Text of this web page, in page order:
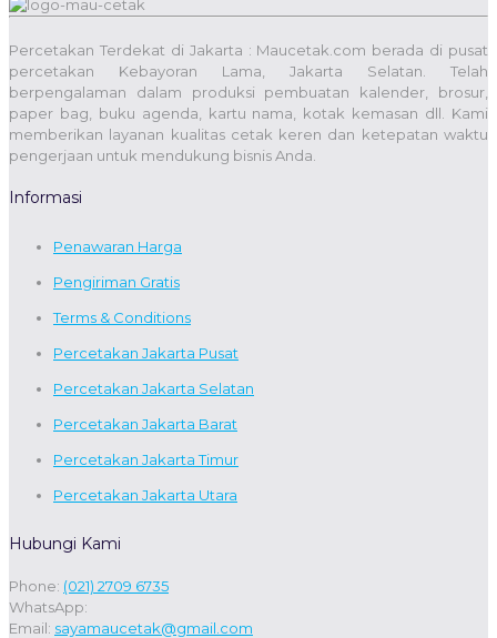
Percetakan Terdekat di Jakarta : Maucetak.com berada di pusat
percetakan Kebayoran Lama, Jakarta Selatan. Telah
berpengalaman dalam produksi pembuatan kalender, brosur,
paper bag, buku agenda, kartu nama, kotak kemasan dll. Kami
memberikan layanan kualitas cetak keren dan ketepatan waktu
pengerjaan untuk mendukung bisnis Anda.
Informasi
Penawaran Harga
Pengiriman Gratis
Terms & Conditions
Percetakan Jakarta Pusat
Percetakan Jakarta Selatan
Percetakan Jakarta Barat
Percetakan Jakarta Timur
Percetakan Jakarta Utara
Hubungi Kami
Phone: (021) 2709 6735
WhatsApp:
Email: sayamaucetak@gmail.com